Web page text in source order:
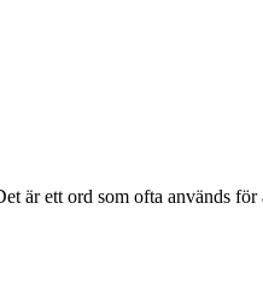
är ett ord som ofta används för